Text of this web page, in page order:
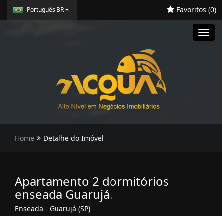
Português BR Favoritos (0)
Home Detalhe do Imóvel
Apartamento 2 dormitórios
enseada Guarujá.
Enseada - Guarujá (SP)